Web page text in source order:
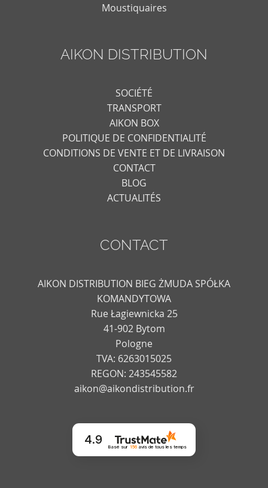
Moustiquaires
AIKON DISTRIBUTION
SOCIÉTÉ
TRANSPORT
AIKON BOX
POLITIQUE DE CONFIDENTIALITÉ
CONDITIONS DE VENTE ET DE LIVRAISON
CONTACT
BLOG
ACTUALITÉS
CONTACT
AIKON DISTRIBUTION BIEG ŻMUDA SPÓŁKA
KOMANDYTOWA
Rue Łagiewnicka 25
41-902 Bytom
Pologne
TVA: 6263015025
REGON: 243545582
aikon@aikondistribution.fr
4.9
Basé sur 156avis de tous les temps